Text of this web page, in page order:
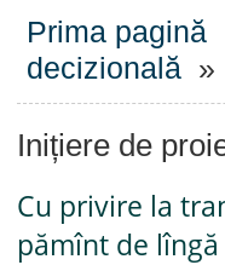
Prima pagină
decizională »
Inițiere de
Cu privire la
pămînt de